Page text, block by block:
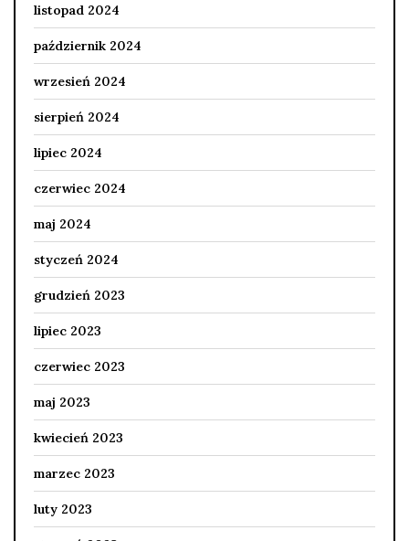
listopad 2024
październik 2024
wrzesień 2024
sierpień 2024
lipiec 2024
czerwiec 2024
maj 2024
styczeń 2024
grudzień 2023
lipiec 2023
czerwiec 2023
maj 2023
kwiecień 2023
marzec 2023
luty 2023